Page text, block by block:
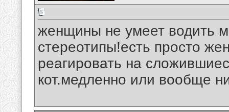
женщины не умеет водить
стереотипы!есть просто
реагировать на
кот.медленно или вообще